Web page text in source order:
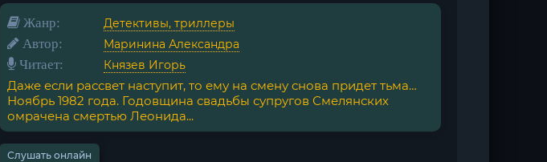
Жанр: Детективы, триллеры
Автор: Маринина Александра
Читает: Князев Игорь
Даже если рассвет наступит, то ему на смену снова придет тьма…
Ноябрь 1982 года. Годовщина свадьбы супругов Смелянских
омрачена смертью Леонида...
Слушать онлайн